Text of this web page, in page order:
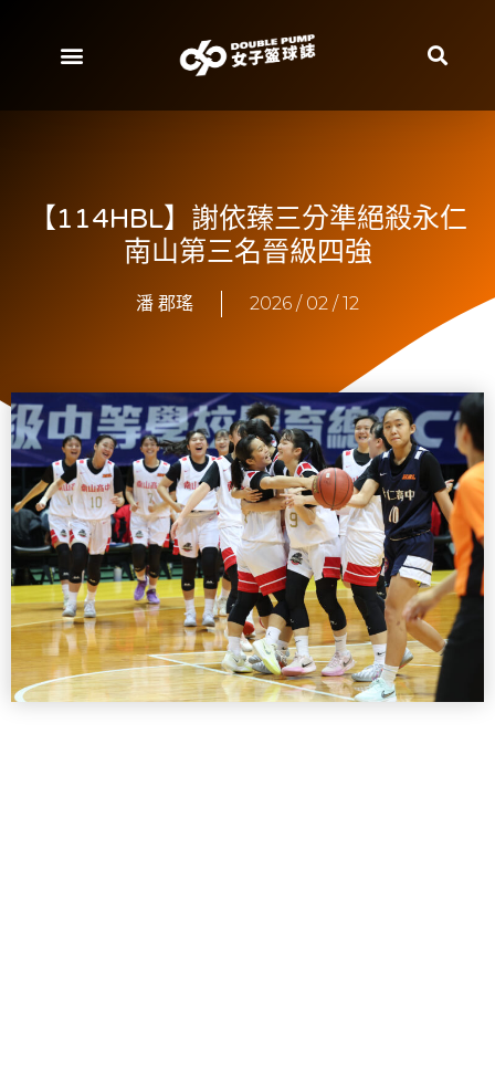
【114HBL】謝依臻三分準絕殺永仁
南山第三名晉級四強
潘 郡瑤 2026 / 02 / 12